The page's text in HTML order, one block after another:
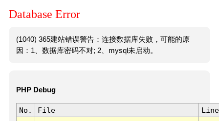
Database Error
(1040) 365建站错误警告：连接数据库失败，可能的原
因：1、数据库密码不对; 2、mysql未启动。
PHP Debug
No. File
Line